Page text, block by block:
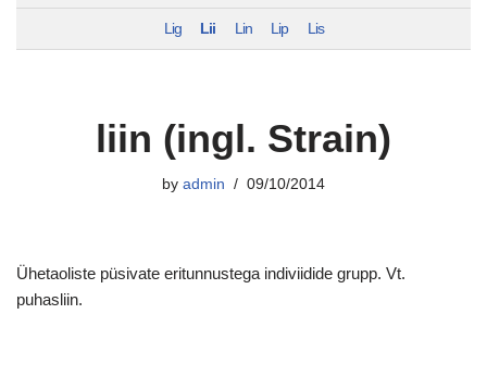
Lig Lii Lin Lip Lis
liin (ingl. Strain)
by admin 09/10/2014
Ühetaoliste püsivate eritunnustega indiviidide grupp. Vt.
puhasliin.